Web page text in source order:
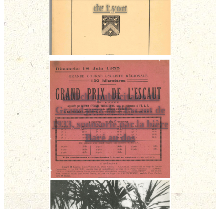
de Lyon
Affiche publicitaire du
Grand prix de l'Escaut de
1933, sponsorié par la bière
Baré au dos